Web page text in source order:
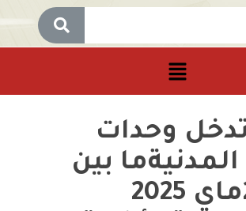
وحدات
بين
20إلى 21ماي 2025